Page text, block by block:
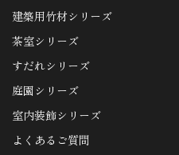
建築用竹材シリーズ
茶室シリーズ
すだれシリーズ
庭園シリーズ
室内装飾シリーズ
よくあるご質問